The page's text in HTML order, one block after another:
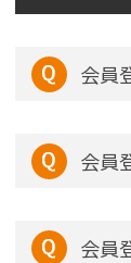
会員
会員
会員